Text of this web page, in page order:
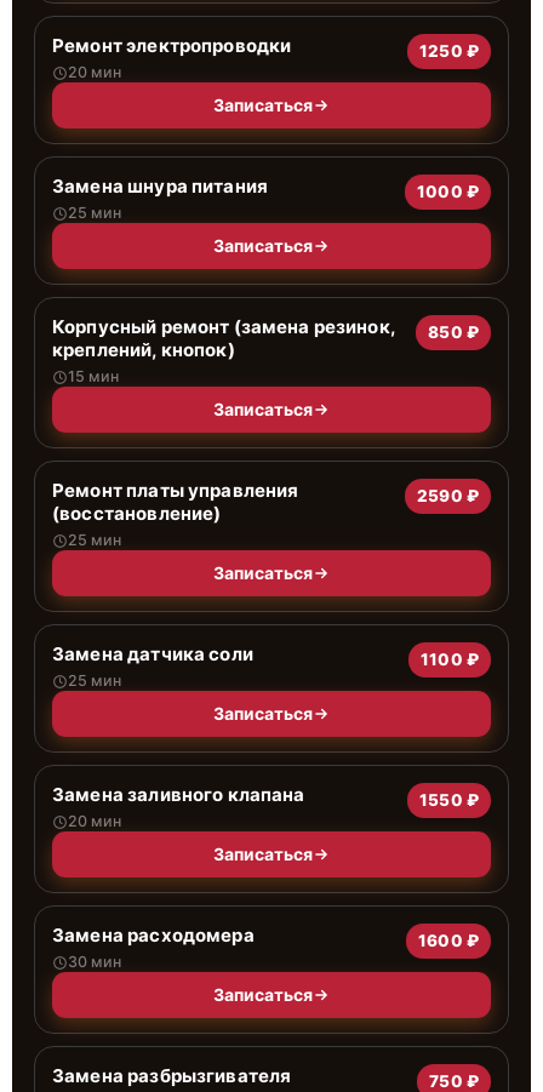
Ремонт электропроводки
20 мин
1250 ₽
Записаться
Замена шнура питания
25 мин
1000 ₽
Записаться
Корпусный ремонт (замена резинок,
креплений, кнопок)
15 мин
850 ₽
Записаться
Ремонт платы управления
(восстановление)
25 мин
2590 ₽
Записаться
Замена датчика соли
25 мин
1100 ₽
Записаться
Замена заливного клапана
20 мин
1550 ₽
Записаться
Замена расходомера
30 мин
1600 ₽
Записаться
Замена разбрызгивателя 750 ₽